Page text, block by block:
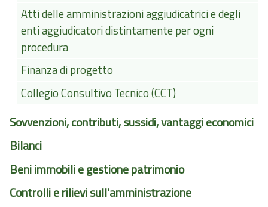
Atti delle amministrazioni aggiudicatrici e degli
enti aggiudicatori distintamente per ogni
procedura
Finanza di progetto
Collegio Consultivo Tecnico (CCT)
Sovvenzioni, contributi, sussidi, vantaggi economici
Bilanci
Beni immobili e gestione patrimonio
Controlli e rilievi sull'amministrazione